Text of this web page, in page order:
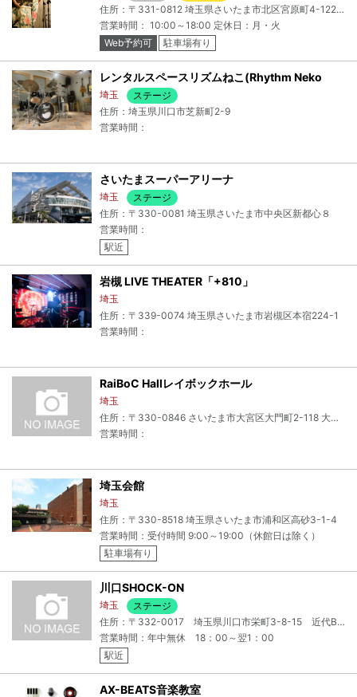
住所：〒331-0812 埼玉県さいたま市北区宮原町4-122-2-101+さいたま本社「宮原教室」
営業時間： 10:00～18:00 定休日：月・火
Web予約可
駐車場有り
レンタルスペースリズムねこ(Rhythm Neko
埼玉
ステージ
住所：埼玉県川口市芝新町2-9
営業時間：
さいたまスーパーアリーナ
埼玉
ステージ
住所：〒330-0081 埼玉県さいたま市中央区新都心８
営業時間：
駅近
岩槻 LIVE THEATER「+810」
埼玉
住所：〒339-0074 埼玉県さいたま市岩槻区本宿224-1
営業時間：
RaiBoC Hallレイボックホール
埼玉
住所：〒330-0846 さいたま市大宮区大門町2-118 大宮門街4-8F
営業時間：
埼玉会館
埼玉
住所：〒330-8518 埼玉県さいたま市浦和区高砂3-1-4
営業時間：受付時間 9:00～19:00（休館日は除く）
駐車場有り
川口SHOCK-ON
埼玉
ステージ
住所：〒332-0017 埼玉県川口市栄町3-8-15 近代BLD23号館５F
営業時間：年中無休 18：00～翌1：00
駅近
AX-BEATS音楽教室